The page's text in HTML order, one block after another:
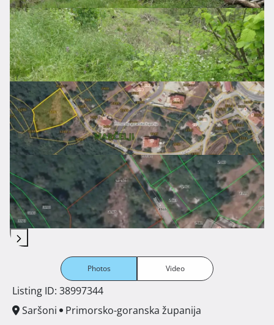
Photos Video
Listing ID: 38997344
Saršoni
Primorsko-goranska županija